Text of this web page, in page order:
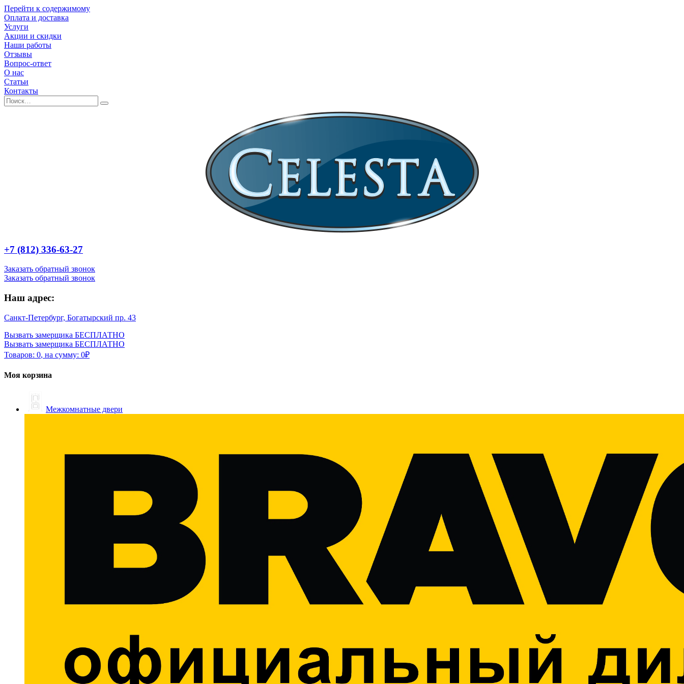
Перейти к содержимому
Оплата и доставка
Услуги
Акции и скидки
Наши работы
Отзывы
Вопрос-ответ
О нас
Статьи
Контакты
+7 (812) 336-63-27
Заказать обратный звонок
Заказать обратный звонок
Наш адрес:
Санкт-Петербург, Богатырский пр. 43
Вызвать замерщика БЕСПЛАТНО
Вызвать замерщика БЕСПЛАТНО
Товаров: 0, на сумму: 0₽
Моя корзина
Межкомнатные двери